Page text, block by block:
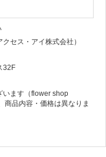
セス・アイ株式会社）
32F
います（flower shop
商品内容・価格は異なりま